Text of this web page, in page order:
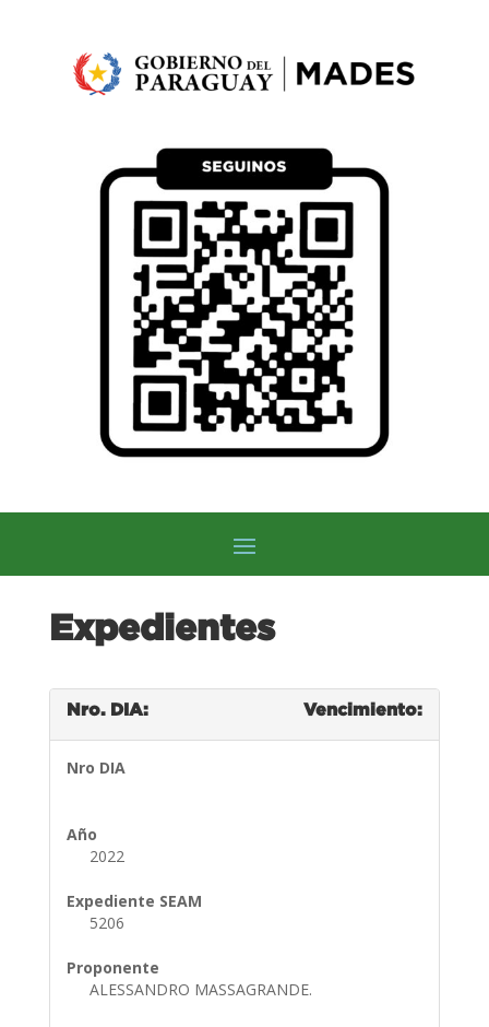
Expedientes
Nro. DIA: Vencimiento:
Nro DIA
Año
2022
Expediente SEAM
5206
Proponente
ALESSANDRO MASSAGRANDE.